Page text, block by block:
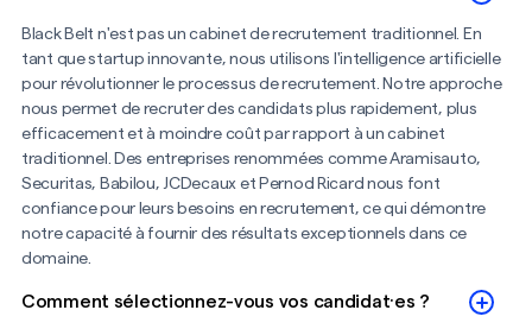
Black Belt n'est pas un cabinet de recrutement traditionnel. En
tant que startup innovante, nous utilisons l'intelligence artificielle
pour révolutionner le processus de recrutement. Notre approche
nous permet de recruter des candidats plus rapidement, plus
efficacement et à moindre coût par rapport à un cabinet
traditionnel. Des entreprises renommées comme Aramisauto,
Securitas, Babilou, JCDecaux et Pernod Ricard nous font
confiance pour leurs besoins en recrutement, ce qui démontre
notre capacité à fournir des résultats exceptionnels dans ce
domaine.
Comment sélectionnez-vous vos candidat·es ?